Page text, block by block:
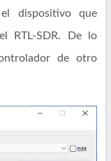
dispositivo que
RTL-SDR. De lo
de otro